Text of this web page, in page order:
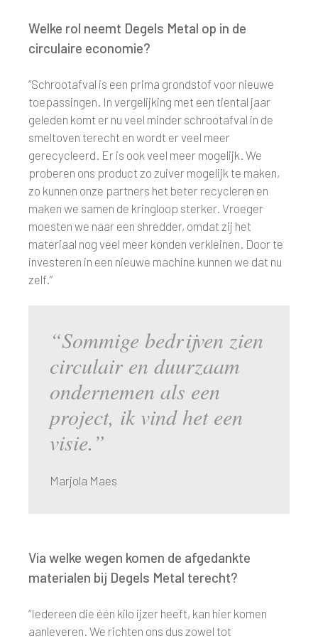
Welke rol neemt Degels Metal op in de
circulaire economie?
“Schrootafval is een prima grondstof voor nieuwe
toepassingen. In vergelijking met een tiental jaar
geleden komt er nu veel minder schrootafval in de
smeltoven terecht en wordt er veel meer
gerecycleerd. Er is ook veel meer mogelijk. We
proberen ons product zo zuiver mogelijk te maken,
zo kunnen onze partners het beter recycleren en
maken we samen de kringloop sterker. Vroeger
moesten we naar een shredder, omdat zij het
materiaal nog veel meer konden verkleinen. Door te
investeren in een nieuwe machine kunnen we dat nu
zelf.”
“Sommige bedrijven zien
circulair en duurzaam
ondernemen als een
project, ik vind het een
visie.”
Marjola Maes
Via welke wegen komen de afgedankte
materialen bij Degels Metal terecht?
“Iedereen die één kilo ijzer heeft, kan hier komen
aanleveren. We richten ons dus zowel tot